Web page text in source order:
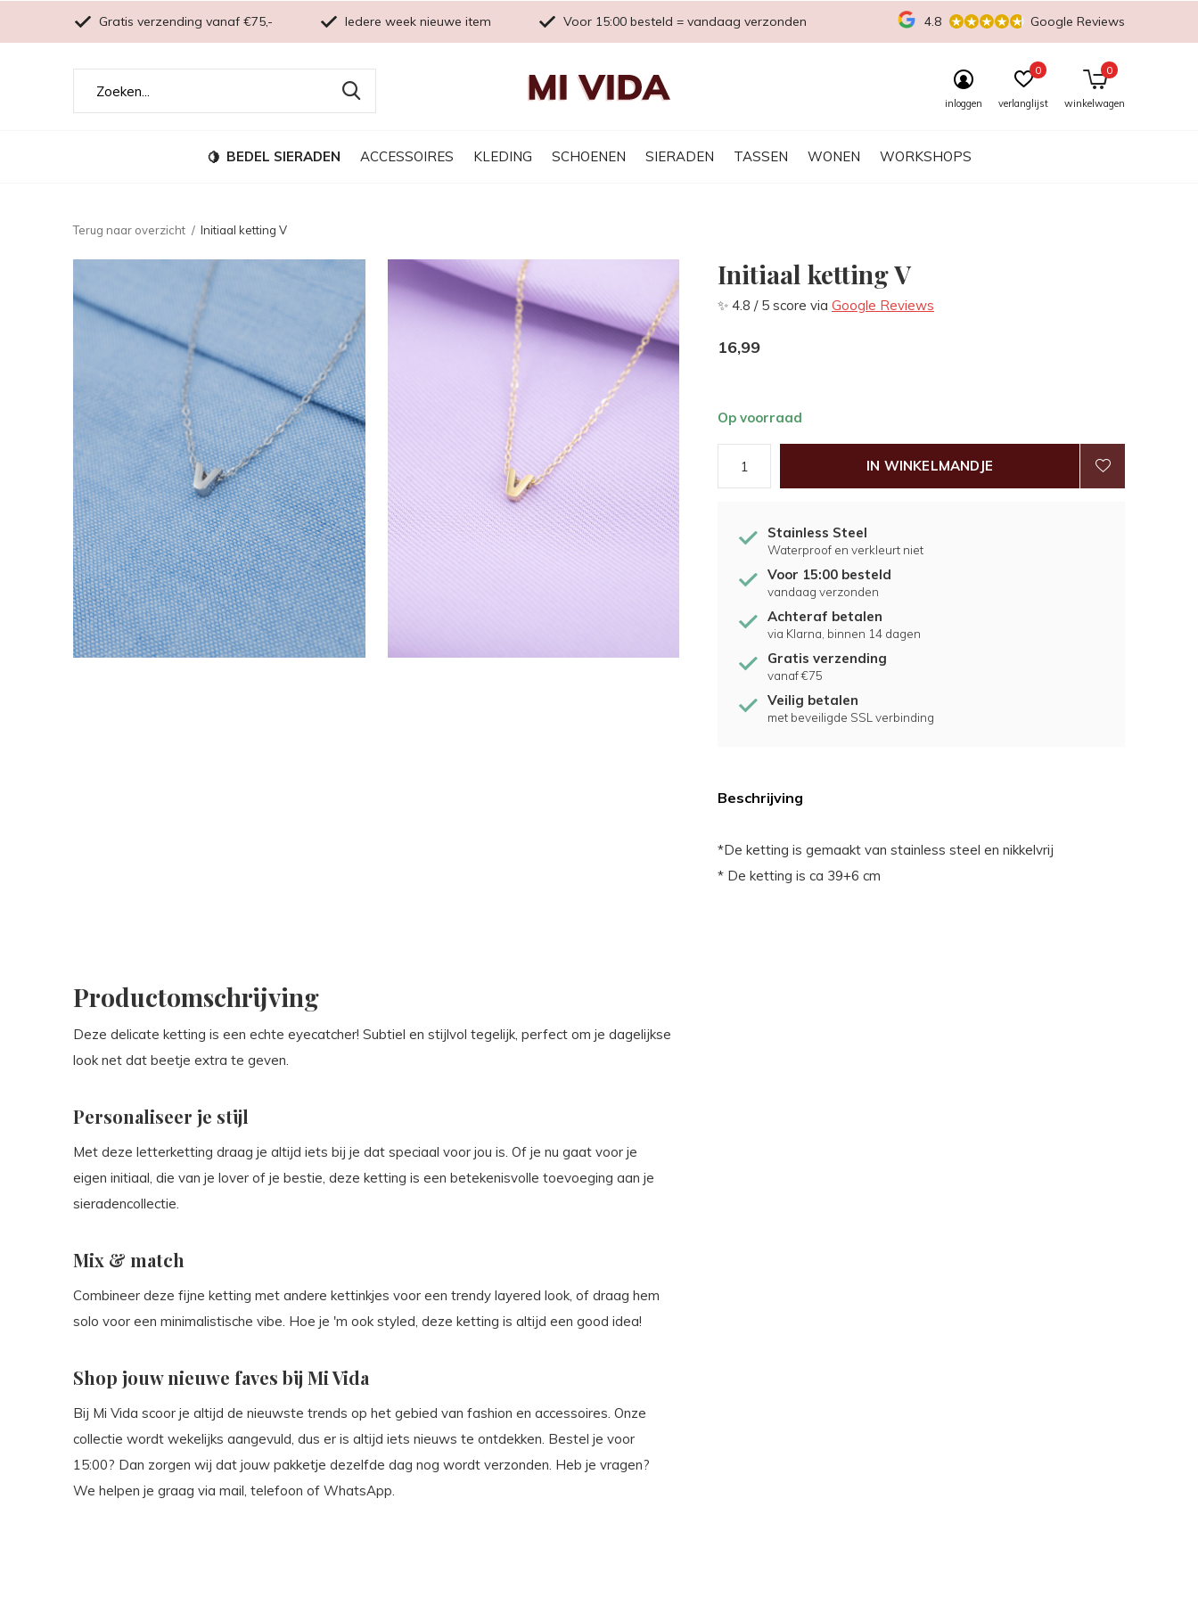
BEDEL SIERADEN ACCESSOIRES KLEDING SCHOENEN SIERADEN TASSEN WONEN WORKSHOPS
inloggen verlanglijst
0
winkelwagen
0
Gratis verzending vanaf €75,- Iedere week nieuwe item Voor 15:00 besteld = vandaag verzonden 4.8 Google Reviews
Terug naar overzicht Initiaal ketting V
Initiaal ketting V
✨ 4.8 / 5 score via Google Reviews
16,99
Op voorraad
IN WINKELMANDJE
Stainless Steel
Waterproof en verkleurt niet
Voor 15:00 besteld
vandaag verzonden
Achteraf betalen
via Klarna, binnen 14 dagen
Gratis verzending
vanaf €75
Veilig betalen
met beveiligde SSL verbinding
Beschrijving
*De ketting is gemaakt van stainless steel en nikkelvrij
* De ketting is ca 39+6 cm
Productomschrijving
Deze delicate ketting is een echte eyecatcher! Subtiel en stijlvol tegelijk, perfect om je dagelijkse
look net dat beetje extra te geven.
Personaliseer je stijl
Met deze letterketting draag je altijd iets bij je dat speciaal voor jou is. Of je nu gaat voor je
eigen initiaal, die van je lover of je bestie, deze ketting is een betekenisvolle toevoeging aan je
sieradencollectie.
Mix & match
Combineer deze fijne ketting met andere kettinkjes voor een trendy layered look, of draag hem
solo voor een minimalistische vibe. Hoe je 'm ook styled, deze ketting is altijd een good idea!
Shop jouw nieuwe faves bij Mi Vida
Bij Mi Vida scoor je altijd de nieuwste trends op het gebied van fashion en accessoires. Onze
collectie wordt wekelijks aangevuld, dus er is altijd iets nieuws te ontdekken. Bestel je voor
15:00? Dan zorgen wij dat jouw pakketje dezelfde dag nog wordt verzonden. Heb je vragen?
We helpen je graag via mail, telefoon of WhatsApp.